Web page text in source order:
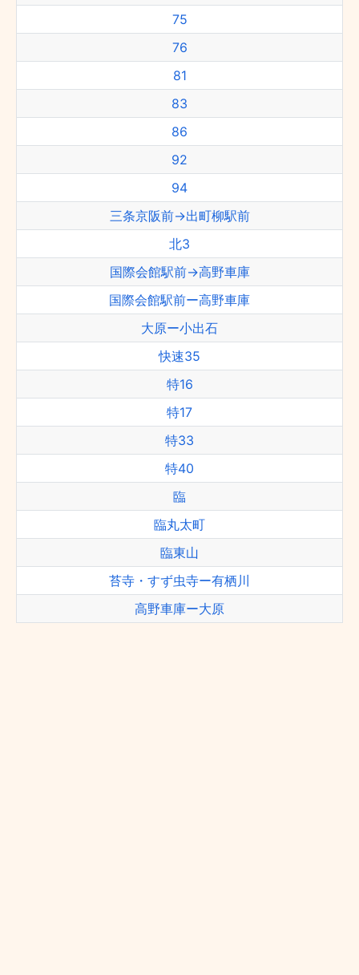
75
76
81
83
86
92
94
三条京阪前→出町柳駅前
北3
国際会館駅前→高野車庫
国際会館駅前ー高野車庫
大原ー小出石
快速35
特16
特17
特33
特40
臨
臨丸太町
臨東山
苔寺・すず虫寺ー有栖川
高野車庫ー大原